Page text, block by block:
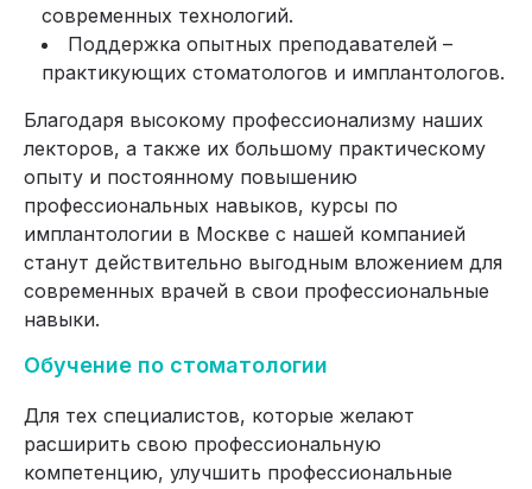
современных технологий.
Поддержка опытных преподавателей –
практикующих стоматологов и имплантологов.
Благодаря высокому профессионализму наших
лекторов, а также их большому практическому
опыту и постоянному повышению
профессиональных навыков, курсы по
имплантологии в Москве с нашей компанией
станут действительно выгодным вложением для
современных врачей в свои профессиональные
навыки.
Обучение по стоматологии
Для тех специалистов, которые желают
расширить свою профессиональную
компетенцию, улучшить профессиональные